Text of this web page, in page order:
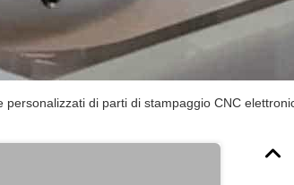
personalizzati di parti di stampaggio CNC